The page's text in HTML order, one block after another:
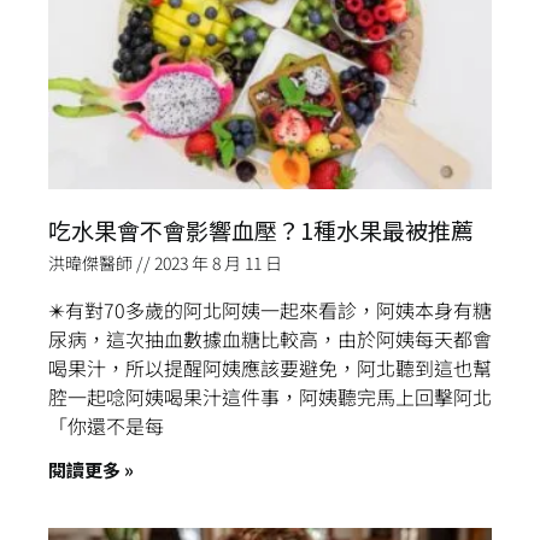
吃水果會不會影響血壓？1種水果最被推薦
洪暐傑醫師 2023 年 8 月 11 日
✴️有對70多歲的阿北阿姨一起來看診，阿姨本身有糖
尿病，這次抽血數據血糖比較高，由於阿姨每天都會
喝果汁，所以提醒阿姨應該要避免，阿北聽到這也幫
腔一起唸阿姨喝果汁這件事，阿姨聽完馬上回擊阿北
「你還不是每
閱讀更多 »